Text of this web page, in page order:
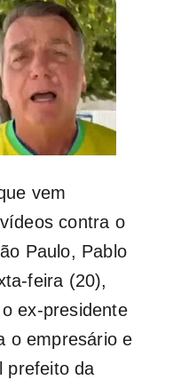
vem
contra o
Paulo, Pablo
feira (20),
ex-presidente
o empresário e
prefeito da